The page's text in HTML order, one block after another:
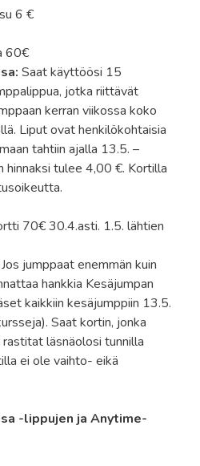
6 €
60€
Saat käyttöösi 15
jotka riittävät
kerran viikossa koko
Liput ovat henkilökohtaisia
tahtiin ajalla 13.5. –
hinnaksi tulee 4,00 €. Kortilla
70€ 30.4.asti. 1.5. lähtien
Jos jumppaat enemmän kuin
hankkia Kesäjumpan
kaikkiin kesäjumppiin 13.5.
Saat kortin, jonka
läsnäolosi tunnilla
ei ole vaihto- eikä
-lippujen ja Anytime-